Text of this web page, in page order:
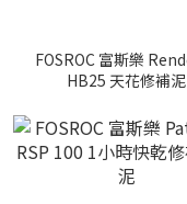
FOSROC 富斯樂
HB25 天花修補泥